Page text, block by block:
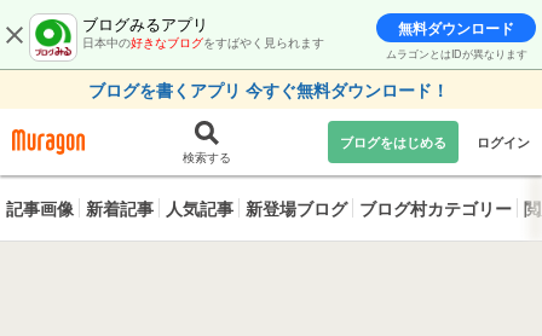
ブログみるアプリ
日本中の好きなブログをすばやく見られます
無料ダウンロード
ムラゴンとはIDが異なります
ブログを書くアプリ 今すぐ無料ダウンロード！
検索する
ブログをはじめる ログイン
記事画像 新着記事 人気記事 新登場ブログ ブログ村カテゴリー